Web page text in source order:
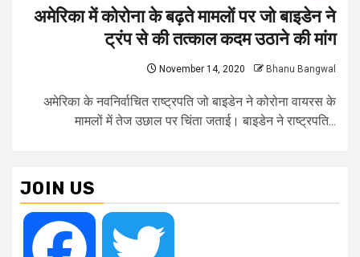
अमेरिका में कोरोना के बढ़ते मामलों पर जो बाइडेन ने
ट्रंप से की तत्काल कदम उठाने की मांग
November 14, 2020 Bhanu Bangwal
अमेरिका के नवनिर्वाचित राष्ट्रपति जो बाइडेन ने कोरोना वायरस के
मामलों में तेज उछाल पर चिंता जताई। बाइडेन ने राष्ट्रपति...
JOIN US
Facebook